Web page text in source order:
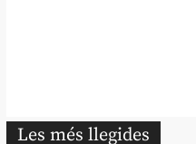
Les més llegides